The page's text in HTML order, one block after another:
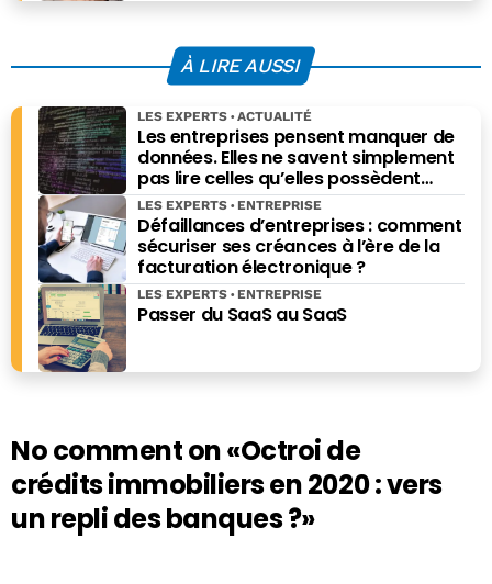
À LIRE AUSSI
Les entreprises pensent manquer de
données. Elles ne savent simplement
pas lire celles qu’elles possèdent
déjà.
LES EXPERTS ACTUALITÉ
Défaillances d’entreprises : comment
sécuriser ses créances à l’ère de la
facturation électronique ?
LES EXPERTS ENTREPRISE
Passer du SaaS au SaaS
LES EXPERTS ENTREPRISE
No comment on«Octroi de
crédits immobiliers en 2020 : vers
un repli des banques ?»